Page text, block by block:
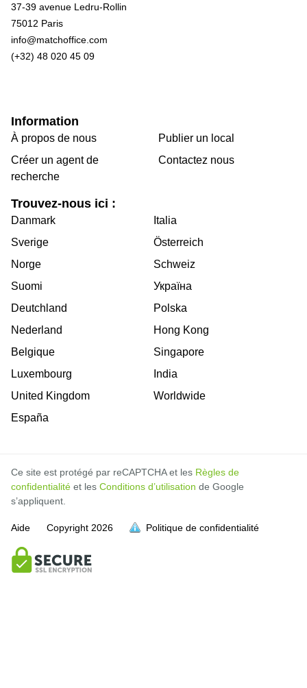
37-39 avenue Ledru-Rollin
75012 Paris
info@matchoffice.com
(+32) 48 020 45 09
Information
À propos de nous
Créer un agent de
recherche
Publier un local
Contactez nous
Trouvez-nous ici :
Danmark
Sverige
Norge
Suomi
Deutchland
Nederland
Belgique
Luxembourg
United Kingdom
España
Italia
Österreich
Schweiz
Україна
Polska
Hong Kong
Singapore
India
Worldwide
Ce site est protégé par reCAPTCHA et les Règles de
confidentialité et les Conditions d’utilisation de Google
s’appliquent.
Aide Copyright 2026 Politique de confidentialité